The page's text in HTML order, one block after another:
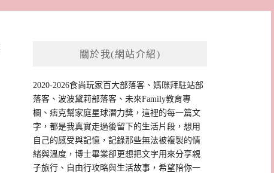
關於我(網站介紹)
2020-2026食尚玩家百大部落客、媽咪拜駐站部
落客、波波黛莉部落客、未來Family教育專
欄、痞克幫家庭星球潛力獎，這裡的每一篇文
字，都是我真實走過後留下的生活片段，想用
自己的感受與記憶，記錄那些無法被複製的情
緒與溫度，博士畢業卻更想把文字用來分享親
子旅行、自由行攻略與生活故事，希望陪你一